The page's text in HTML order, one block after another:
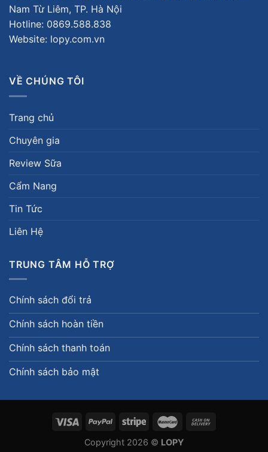
Nam Từ Liêm, TP. Hà Nội
Hotline: 0869.588.838
Website: lopy.com.vn
VỀ CHÚNG TÔI
Trang chủ
Chuyên gia
Review Sữa
Cẩm Nang
Tin Tức
Liên Hệ
TRUNG TÂM HỖ TRỢ
Chính sách đổi trả
Chính sách hoàn tiền
Chính sách thanh toán
Chính sách bảo mật
Copyright 2026 © LOPY